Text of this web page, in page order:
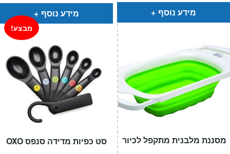
מידע נוסף מידע נוסף
סט כפיות מדידה סנפס OXO
מבצע!
מסננת מלבנית מתקפל לכיור